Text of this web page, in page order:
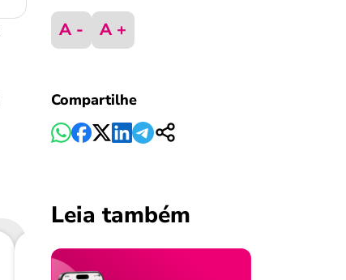
A - A +
Compartilhe
Leia também